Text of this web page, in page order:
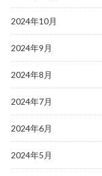
2024年10月
2024年9月
2024年8月
2024年7月
2024年6月
2024年5月